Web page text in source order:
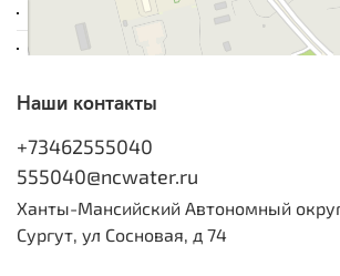
Наши контакты
+73462555040
555040@ncwater.ru
Ханты-Мансийский Автономный
Сургут, ул Сосновая, д 74